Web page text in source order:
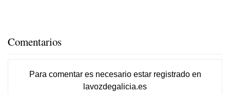
Comentarios
Para comentar es necesario estar registradoen
lavozdegalicia.es